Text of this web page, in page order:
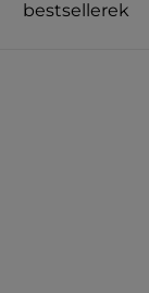
bestsellerek